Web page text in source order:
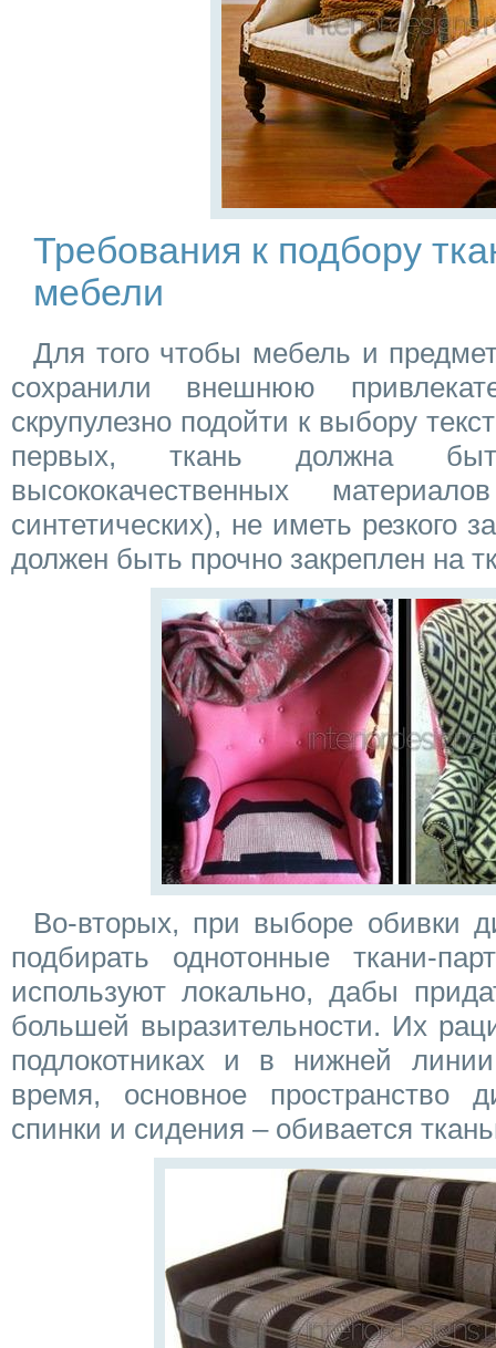
Требования к подбору
мебели
Для того чтобы мебель и
сохранили внешнюю
скрупулезно подойти к выбору
первых, ткань должна
высококачественных
синтетических), не иметь резкого
должен быть прочно закреплен на
Во-вторых, при выборе обивки
подбирать однотонные ткани-
используют локально, дабы
большей выразительности. Их
подлокотниках и в нижней
время, основное пространство
спинки и сидения – обивается